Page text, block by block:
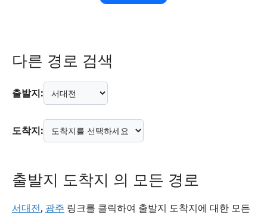
다른 경로 검색
출발지:
도착지:
출발지 도착지 의 모든 경로
서대전, 광주 링크를 클릭하여 출발지 도착지에 대한 모든